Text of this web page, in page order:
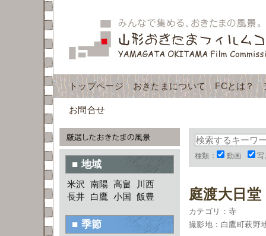
トップページ おきたまについて FCとは？
お問合せ
種類： 動画 写
庭渡大日
カテゴリ：寺
撮影地：白鷹町萩野
■ 地域
米沢 南陽 高畠
川西
長井 白鷹 小国 飯豊
■ 季節